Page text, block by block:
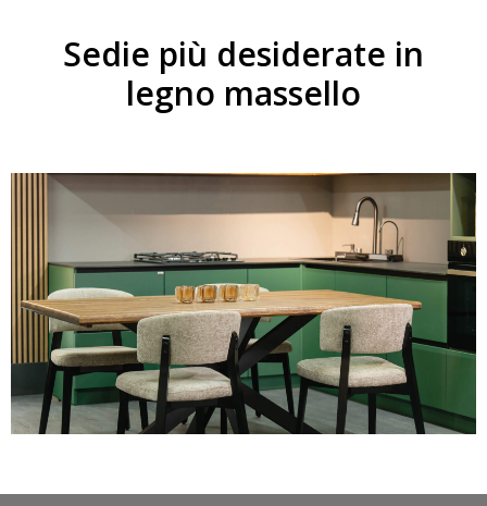
Sedie più desiderate in
legno massello